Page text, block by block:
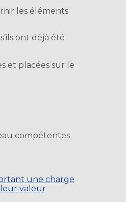
les éléments
ont déjà été
et placées sur le
compétentes
une charge
leur valeur